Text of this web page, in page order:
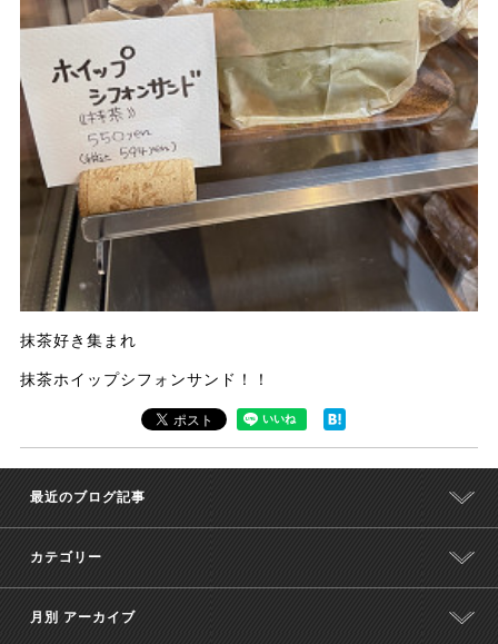
抹茶好き集まれ
抹茶ホイップシフォンサンド！！
最近のブログ記事
カテゴリー
月別 アーカイブ